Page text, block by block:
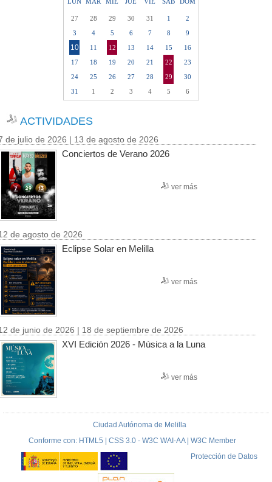
27 28 29 30 31 1
2
3
4 5 6 7 8 9
10 11 12 13 14 15
16
17
18 19 20 21 22
23
24
25 26 27 28 29
30
31
1 2 3 4 5 6
ACTIVIDADES
de julio de 2026 | 13 de agosto de 2026
Conciertos de Verano 2026
ver más
de agosto de 2026
Eclipse Solar en Melilla
ver más
de junio de 2026 | 18 de septiembre de 2026
XVI Edición 2026 - Música a la Luna
ver más
Ciudad Autónoma de Melilla
Conforme con: HTML5 | CSS 3.0 - W3C WAI-AA | W3C Member
Protección de Datos